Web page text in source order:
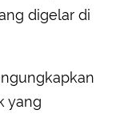
digelar di
yang